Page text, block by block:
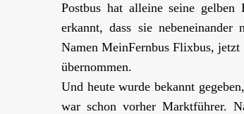
Postbus hat alleine seine gelben
erkannt, dass sie
Namen MeinFernbus Flixbus,
übernommen.
Und heute wurde bekannt
war schon vorher Marktführer.